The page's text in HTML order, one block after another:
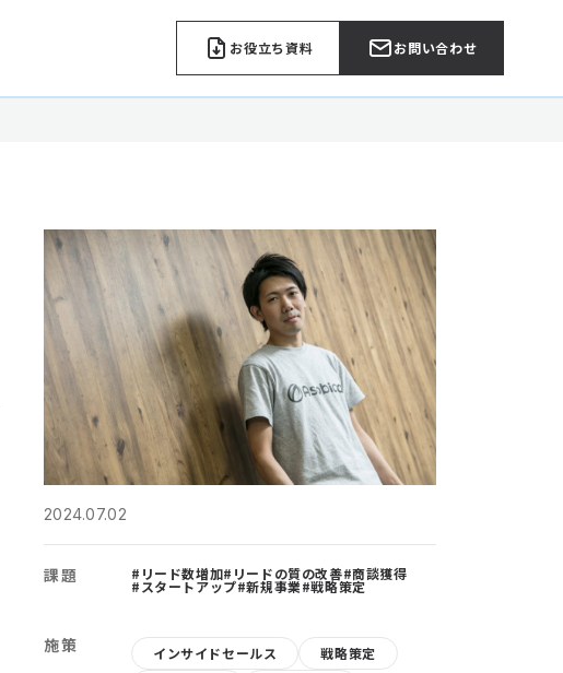
お役立ち資料 お問い合わせ
2024.07.02
課題 #リード数増加#リードの質の改善#商談獲得
#スタートアップ#新規事業#戦略策定
施策 インサイドセールス
戦略策定